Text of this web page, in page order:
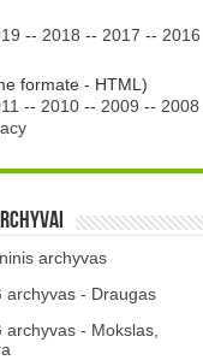
-- 2018 -- 2017 -- 2016
formate - HTML)
-- 2010-- 2009 -- 2008
archyvas
archyvas - Draugas
archyvas - Mokslas,